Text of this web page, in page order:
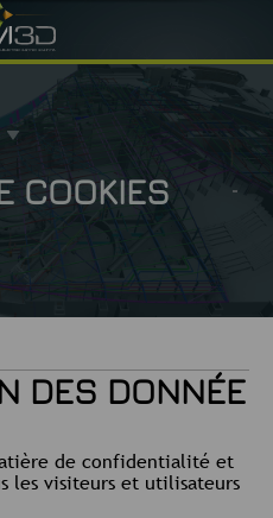
COOKIES
DES DONNÉE
de confidentialité et
les visiteurs et utilisateurs